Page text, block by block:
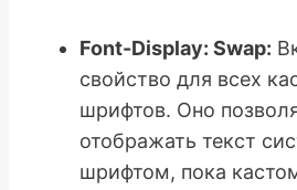
Font-Display: Swap:
свойство для всех
шрифтов. Оно
отображать текст
шрифтом, пока